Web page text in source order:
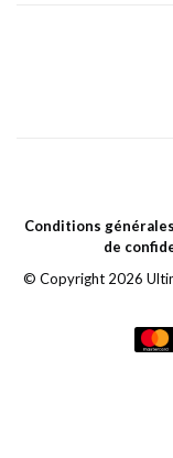
Conditions générales
de
© Copyright 2026